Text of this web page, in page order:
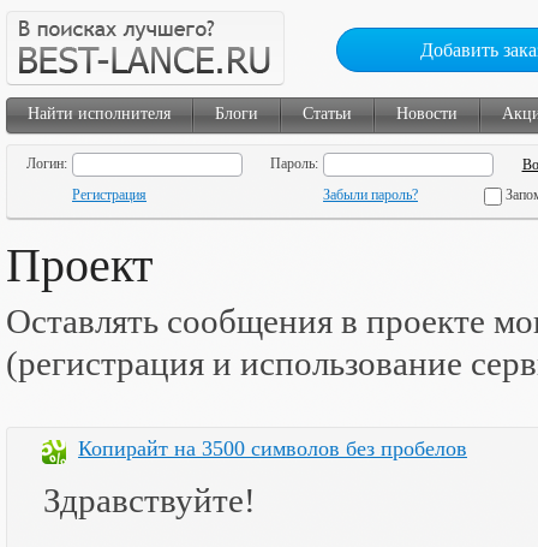
Добавить
Найти исполнителя Блоги Статьи Новости
Логин:
Пароль:
Регистрация
Забыли пароль?
Проект
Оставлять сообщения в проекте
(регистрация и использование
Копирайт на 3500 символов без пробелов
Здравствуйте!